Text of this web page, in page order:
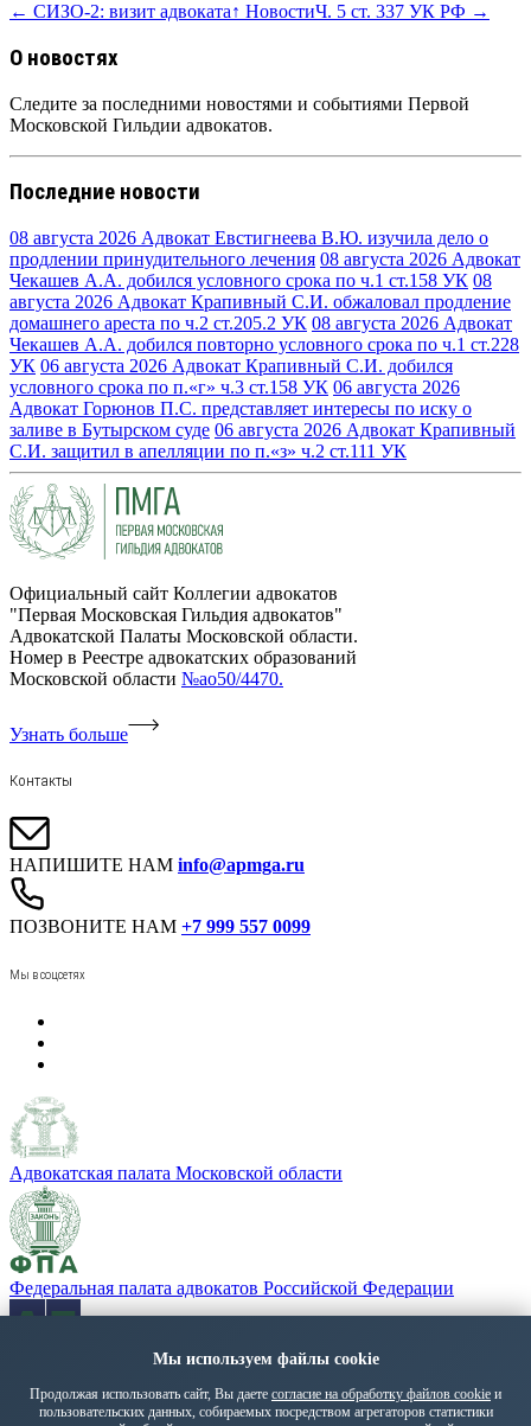
← СИЗО-2: визит адвоката↑ НовостиЧ. 5 ст. 337 УК РФ →
О новостях
Следите за последними новостями и событиями Первой
Московской Гильдии адвокатов.
Последние новости
08 августа 2026 Адвокат Евстигнеева В.Ю. изучила дело о
продлении принудительного лечения 08 августа 2026 Адвокат
Чекашев А.А. добился условного срока по ч.1 ст.158 УК 08
августа 2026 Адвокат Крапивный С.И. обжаловал продление
домашнего ареста по ч.2 ст.205.2 УК 08 августа 2026 Адвокат
Чекашев А.А. добился повторно условного срока по ч.1 ст.228
УК 06 августа 2026 Адвокат Крапивный С.И. добился
условного срока по п.«г» ч.3 ст.158 УК 06 августа 2026
Адвокат Горюнов П.С. представляет интересы по иску о
заливе в Бутырском суде 06 августа 2026 Адвокат Крапивный
С.И. защитил в апелляции по п.«з» ч.2 ст.111 УК
Официальный сайт Коллегии адвокатов
"Первая Московская Гильдия адвокатов"
Адвокатской Палаты Московской области.
Номер в Реестре адвокатских образований
Московской области №ао50/4470.
Узнать больше
Контакты
НАПИШИТЕ НАМ info@apmga.ru
ПОЗВОНИТЕ НАМ +7 999 557 0099
Мы в соцсетях
Адвокатская палата Московской области
Федеральная палата адвокатов Российской Федерации
«Адвокатская газета» - орган Федеральной палаты адвокатов
Мы используем файлы cookie
Продолжая использовать сайт, Вы даете согласие на обработку файлов cookie и
пользовательских данных, собираемых посредством агрегаторов статистики